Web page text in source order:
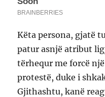
Këta persona, gjatë
patur asnjë atribut
tërhequr me forcë
protestë, duke i
Gjithashtu, kanë